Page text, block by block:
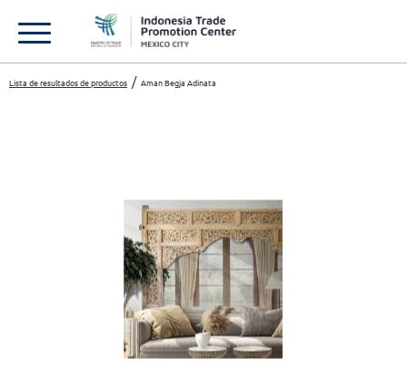
Lista de resultados de productos Aman Begja Adinata